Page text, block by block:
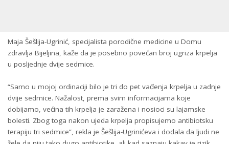
Maja Šešlija-Ugrinić, specijalista porodične medicine u Domu
zdravlja Bijeljina, kaže da je posebno povećan broj ugriza krpelja
u posljednje dvije sedmice.
“Samo u mojoj ordinaciji bilo je tri do pet vađenja krpelja u zadnje
dvije sedmice. Nažalost, prema svim informacijama koje
dobijamo, većina tih krpelja je zaražena i nosioci su lajamske
bolesti. Zbog toga nakon ujeda krpelja propisujemo antibiotsku
terapiju tri sedmice”, rekla je Šešlija-Ugrinićeva i dodala da ljudi ne